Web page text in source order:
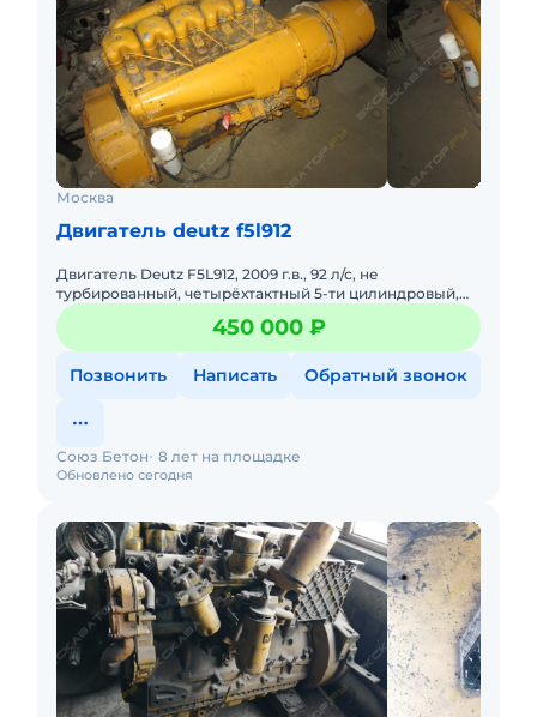
Москва
Двигатель deutz f5l912
Двигатель Deutz F5L912, 2009 г.в., 92 л/с, не
турбированный, четырёхтактный 5-ти цилиндровый,
дизельный двигатель с воздушным охлаждением и
непосредственным впр450 000 ₽
Позвонить Написать Обратный звонок
Обновлено сегодня
Союз Бетон 8 лет на площадке